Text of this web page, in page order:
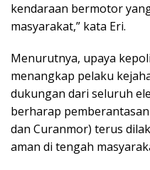
kendaraan bermotor
masyarakat,” kata Eri.
Menurutnya, upaya
menangkap pelaku
dukungan dari seluruh
berharap
dan Curanmor) terus
aman di tengah